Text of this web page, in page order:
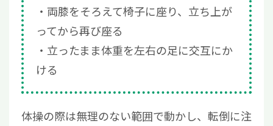
両膝をそろえて椅子に座り、立ち上が
ってから再び座る
立ったまま体重を左右の足に交互にか
ける
体操の際は無理のない範囲で動かし、転倒に注